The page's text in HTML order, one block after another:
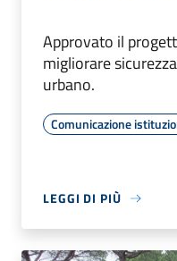
Approvato il
migliorare
urbano.
Comunicazione
LEGGI DI PIÙ